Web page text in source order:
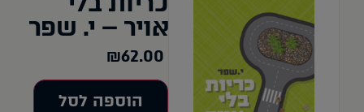
אויר – י. שפר
₪62.00
הוספה לסל